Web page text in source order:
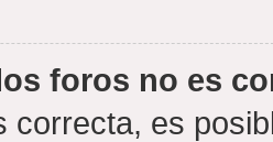
foros no es
correcta, es